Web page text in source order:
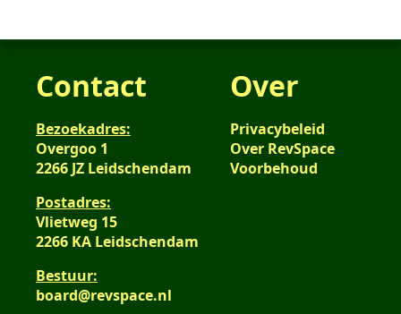
Contact
Bezoekadres:
Overgoo 1
2266 JZ Leidschendam
Postadres:
Vlietweg 15
2266 KA Leidschendam
Bestuur:
board@revspace.nl
Over
Privacybeleid
Over RevSpace
Voorbehoud